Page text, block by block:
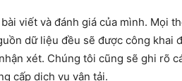
viết và đánh giá của mình. Mọi
dữ liệu đều sẽ được công khai
xét. Chúng tôi cũng sẽ ghi rõ
cấp dịch vụ vận tải.